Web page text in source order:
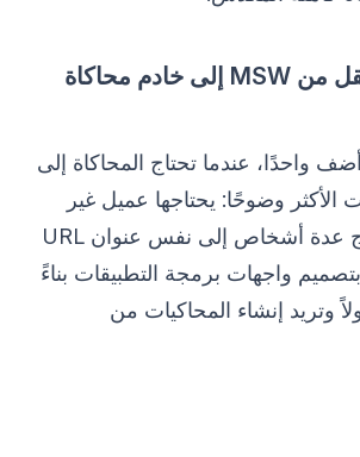
متى يجب أن أنتقل من MSW إلى خادم محاكاة
واحدًا، عندما تحتاج المحاكاة إلى
الأكثر وضوحًا: يحتاجها عميل غير
JavaScript، يحتاج عدة أشخاص إلى نفس عنوان URL
واجهات برمجة التطبيقات بناءً
وتريد إنشاء المحاكيات من